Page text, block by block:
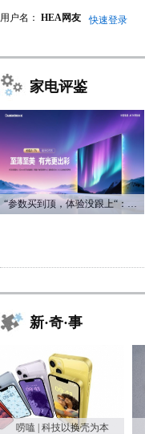
用户名： HEA网友 快速登录
家电评鉴
“参数买到顶，体验没跟上“：长虹追光Q70S给高端电视打了个样
新·奇·事
唠嗑 | 科技以换壳为本